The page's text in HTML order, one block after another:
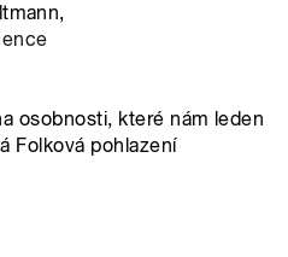
osobnosti, které nám leden
Folková pohlazení